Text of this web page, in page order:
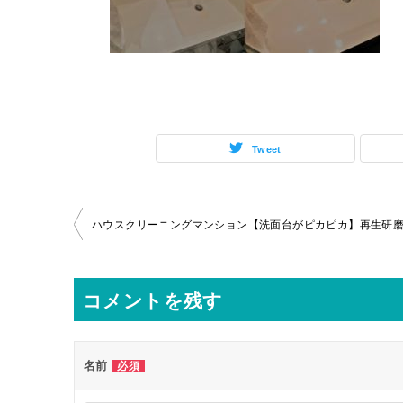
Tweet
投
ナ
ビ
ー
ハウスクリーニングマンション【洗面台がピカピカ】再生研磨
コメントを残す
名前 必須